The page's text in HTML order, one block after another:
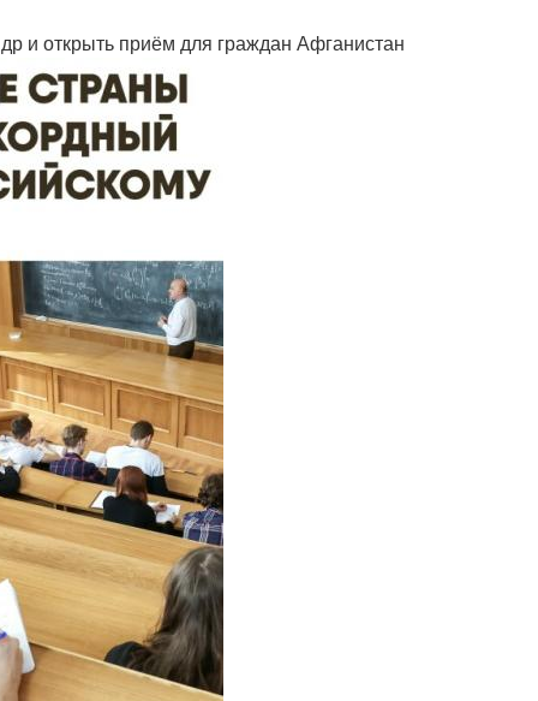
и открыть приём для граждан Афганистан